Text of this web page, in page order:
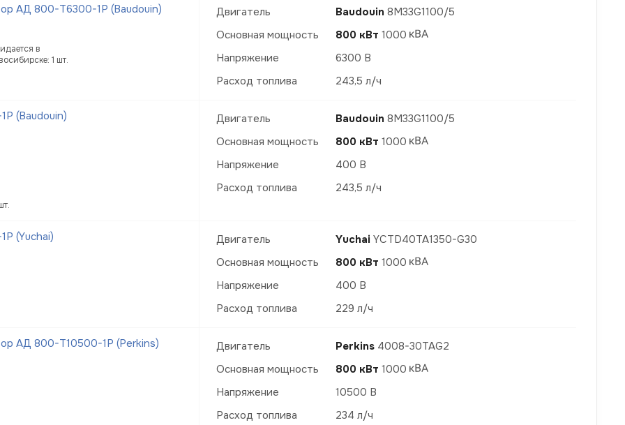
АД 800-Т6300-1Р (Baudouin)
в
1 шт.
Двигатель Baudouin 8M33G1100/5
Основная мощность
800 кВт 1000
Напряжение
6300 В
Расход топлива
243,5 л/ч
(Baudouin)
Двигатель Baudouin 8M33G1100/5
Основная мощность
800 кВт 1000
Напряжение
400 В
Расход топлива
243,5 л/ч
(Yuchai)
Двигатель Yuchai YCTD40TA1350-G30
Основная мощность
800 кВт 1000
Напряжение
400 В
Расход топлива
229 л/ч
АД 800-Т10500-1Р (Perkins)
Двигатель Perkins 4008-30TAG2
Основная мощность
800 кВт 1000
Напряжение
10500 В
Расход топлива
234 л/ч